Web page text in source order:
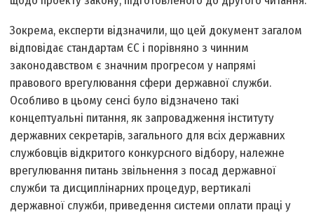
Зокрема, експерти відзначили, що цей документ загалом
відповідає стандартам ЄС і порівняно з чинним
законодавством є значним прогресом у напрямі
правового врегулювання сфери державної служби.
Особливо в цьому сенсі було відзначено такі
концептуальні питання, як запровадження інституту
державних секретарів, загального для всіх державних
службовців відкритого конкурсного відбору, належне
врегулювання питань звільнення з посад державної
служби та дисциплінарних процедур, вертикалі
державної служби, приведення системи оплати праці у